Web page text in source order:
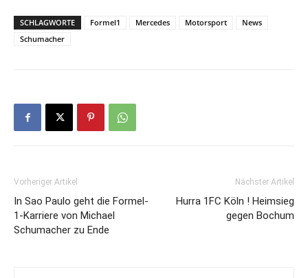
SCHLAGWORTE Formel1 Mercedes Motorsport
News
Schumacher
Vorheriger Artikel
In Sao Paulo geht die Formel-
1-Karriere von Michael
Schumacher zu Ende
Nächster Artikel
Hurra 1FC Köln ! Heimsieg
gegen Bochum